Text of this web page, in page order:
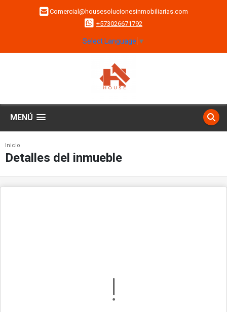
Comercial@housesolucionesinmobiliarias.com
+573026671792
Select Language ▼
MENÚ
Inicio
Detalles del inmueble